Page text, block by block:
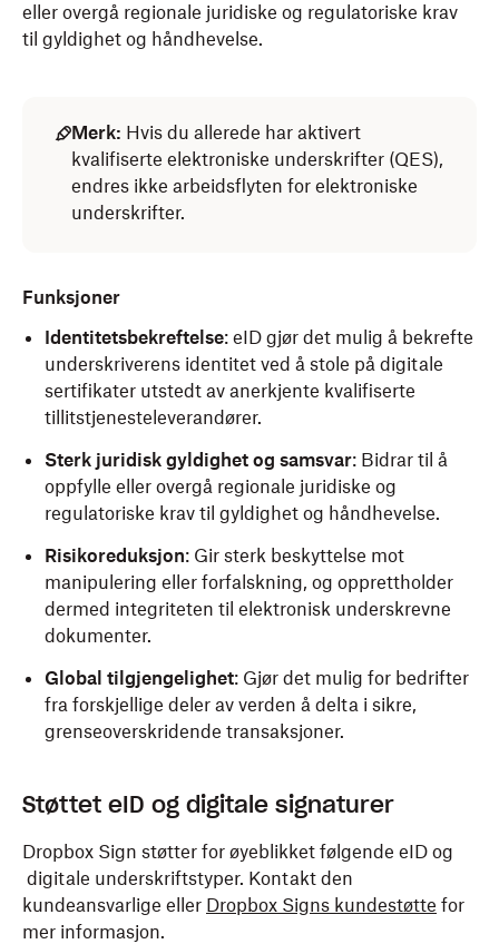
eller overgå regionale juridiske og regulatoriske krav
til gyldighet og håndhevelse.
Merk: Hvis du allerede har aktivert
kvalifiserte elektroniske underskrifter (QES),
endres ikke arbeidsflyten for elektroniske
underskrifter.
Funksjoner
Identitetsbekreftelse: eID gjør det mulig å bekrefte
underskriverens identitet ved å stole på digitale
sertifikater utstedt av anerkjente kvalifiserte
tillitstjenesteleverandører.
Sterk juridisk gyldighet og samsvar: Bidrar til å
oppfylle eller overgå regionale juridiske og
regulatoriske krav til gyldighet og håndhevelse.
Risikoreduksjon: Gir sterk beskyttelse mot
manipulering eller forfalskning, og opprettholder
dermed integriteten til elektronisk underskrevne
dokumenter.
Global tilgjengelighet: Gjør det mulig for bedrifter
fra forskjellige deler av verden å delta i sikre,
grenseoverskridende transaksjoner.
Støttet eID og digitale signaturer
Dropbox Sign støtter for øyeblikket følgende eID og
digitale underskriftstyper. Kontakt den
kundeansvarlige eller Dropbox Signs kundestøtte for
mer informasjon.